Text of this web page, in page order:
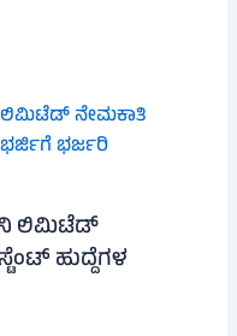
ಲಿಮಿಟೆಡ್
ಹುದ್ದೆಗಳ